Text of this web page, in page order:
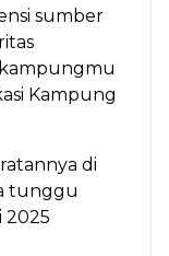
sumber
Kampung
di
tunggu
2025